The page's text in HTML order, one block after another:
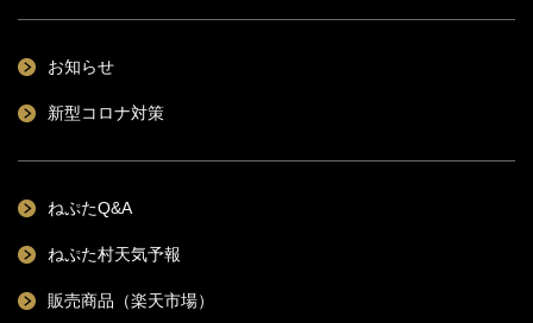
お知らせ
新型コロナ対策
ねぷたQ&A
ねぷた村天気予報
販売商品（楽天市場）